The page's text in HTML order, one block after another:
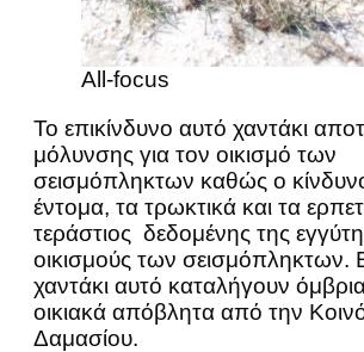
All-focus
Το επικίνδυνο αυτό χαντάκι
μόλυνσης για τον οικισμό των
σεισμόπληκτων καθώς ο
έντομα, τα τρωκτικά και τα
τεράστιος δεδομένης της
οικισμούς των σεισμόπληκτων.
χαντάκι αυτό καταλήγουν
οικιακά απόβλητα από την
Δαμασίου.